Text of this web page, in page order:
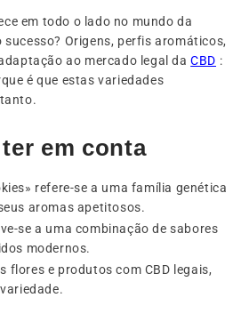
em todo o lado no mundo da
Origens, perfis aromáticos,
ao mercado legal daCBD :
é que estas variedades
em conta
refere-se a uma família genética
aromas apetitosos.
se a uma combinação de sabores
modernos.
flores e produtos com CBD legais,